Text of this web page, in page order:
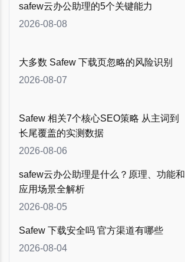
safew云办公助理的5个关键能力
2026-08-08
大多数 Safew 下载页忽略的风险识别
2026-08-07
Safew 相关7个核心SEO策略 从主词到
长尾覆盖的实测数据
2026-08-06
safew云办公助理是什么？原理、功能和
应用场景全解析
2026-08-05
Safew 下载安全吗 官方渠道有哪些
2026-08-04